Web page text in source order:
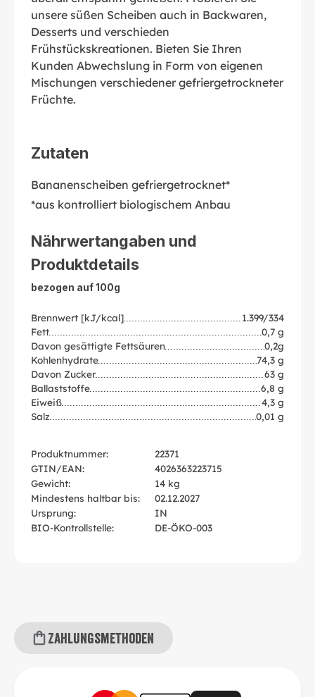
unsere süßen Scheiben auch in Backwaren,
Desserts und verschieden
Frühstückskreationen. Bieten Sie Ihren
Kunden Abwechslung in Form von eigenen
Mischungen verschiedener gefriergetrockneter
Früchte.
Zutaten
Bananenscheiben gefriergetrocknet*
*aus kontrolliert biologischem Anbau
Nährwertangaben und
Produktdetails
bezogen auf 100g
Brennwert [kJ/kcal]
1.399/334
Fett
0,7 g
Davon gesättigte Fettsäuren
0,2g
Kohlenhydrate
74,3 g
Davon Zucker
63 g
Ballaststoffe
6,8 g
Eiweiß
4,3 g
Salz
0,01 g
Produktnummer:
22371
GTIN/EAN:
4026363223715
Gewicht:
14 kg
Mindestens haltbar bis:
02.12.2027
Ursprung:
IN
BIO-Kontrollstelle:
DE-ÖKO-003
Zahlungsmethoden